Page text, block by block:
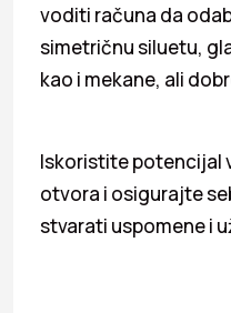
voditi računa da
simetričnu siluetu,
kao i mekane, ali
Iskoristite potencijal
otvora i osigurajte
stvarati uspomene i